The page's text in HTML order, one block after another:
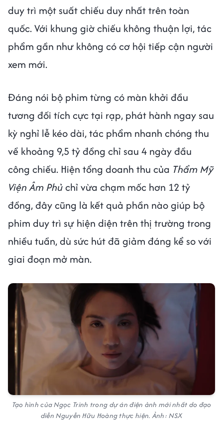
duy trì một suất chiếu duy nhất trên toàn
quốc. Với khung giờ chiếu không thuận lợi, tác
phẩm gần như không có cơ hội tiếp cận người
xem mới.
Đáng nói bộ phim từng có màn khởi đầu
tương đối tích cực tại rạp, phát hành ngay sau
kỳ nghỉ lễ kéo dài, tác phẩm nhanh chóng thu
về khoảng 9,5 tỷ đồng chỉ sau 4 ngày đầu
công chiếu. Hiện tổng doanh thu của Thẩm Mỹ
Viện Âm Phủchỉ vừa chạm mốc hơn 12 tỷ
đồng, đây cũng là kết quả phần nào giúp bộ
phim duy trì sự hiện diện trên thị trường trong
nhiều tuần, dù sức hút đã giảm đáng kể so với
giai đoạn mở màn.
Tạo hình của Ngọc Trinh trong dự án điện ảnh mới nhất do đạo
diễn Nguyễn Hữu Hoàng thực hiện. Ảnh: NSX